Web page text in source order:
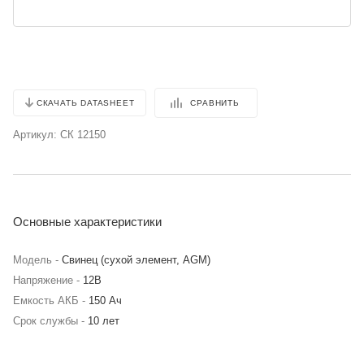
СКАЧАТЬ DATASHEET СРАВНИТЬ
Артикул: СК 12150
Основные характеристики
Модель - Свинец (сухой элемент, AGM)
Напряжение - 12В
Емкость АКБ - 150 Ач
Срок службы - 10 лет